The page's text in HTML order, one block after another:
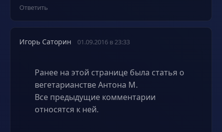
Ответить
Игорь Саторин 01.09.2016 в 23:33
Ранее на этой странице была статья о
вегетарианстве Антона М.
Все предыдущие комментарии
относятся к ней.